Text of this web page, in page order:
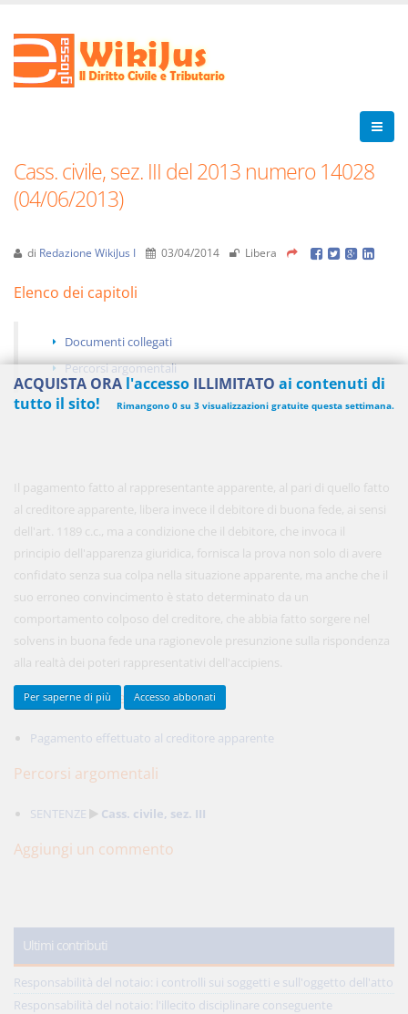
Cass. civile, sez. III del 2013 numero 14028
(04/06/2013)
di Redazione WikiJus I 03/04/2014 Libera
Elenco dei capitoli
Documenti collegati
Percorsi argomentali
Il pagamento fatto al rappresentante apparente, al pari di quello fatto
al creditore apparente, libera invece il debitore di buona fede, ai sensi
dell'art. 1189 c.c., ma a condizione che il debitore, che invoca il
principio dell'apparenza giuridica, fornisca la prova non solo di avere
confidato senza sua colpa nella situazione apparente, ma anche che il
suo erroneo convincimento è stato determinato da un
comportamento colposo del creditore, che abbia fatto sorgere nel
solvens in buona fede una ragionevole presunzione sulla rispondenza
alla realtà dei poteri rappresentativi dell'accipiens.
Documenti collegati
Pagamento effettuato al creditore apparente
Percorsi argomentali
SENTENZE Cass. civile, sez. III
Aggiungi un commento
Ultimi contributi
Responsabilità del notaio: i controlli sui soggetti e sull'oggetto dell'atto
Responsabilità del notaio: l'illecito disciplinare conseguente
ACQUISTA ORA l'accesso ILLIMITATO ai contenuti di
tutto il sito!
Rimangono 0 su 3 visualizzazioni gratuite questa settimana.
450,00 € ANNUALI
anziché risparmi il 21%!
Acquista ora
Acquista ora
Per saperne di più Accesso abbonati